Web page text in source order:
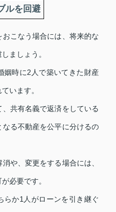
ルを回避
こなう場合には、将来的な
ましょう。
姻時に2人で築いてきた財産
います。
共有名義で返済をしている
る不動産を公平に分けるの
や、変更をする場合には、
必要です。
らか1人がローンを引き継ぐ